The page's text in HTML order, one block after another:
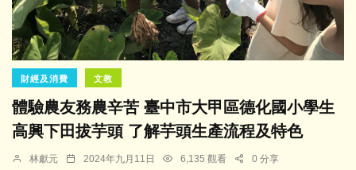
財經及消費 文教
體驗農友務農辛苦 臺中市大甲區德化國小學生
高興下田拔芋頭 了解芋頭生產流程及特色
林獻元 2024年九月11日 6,135 觀看 0 分享